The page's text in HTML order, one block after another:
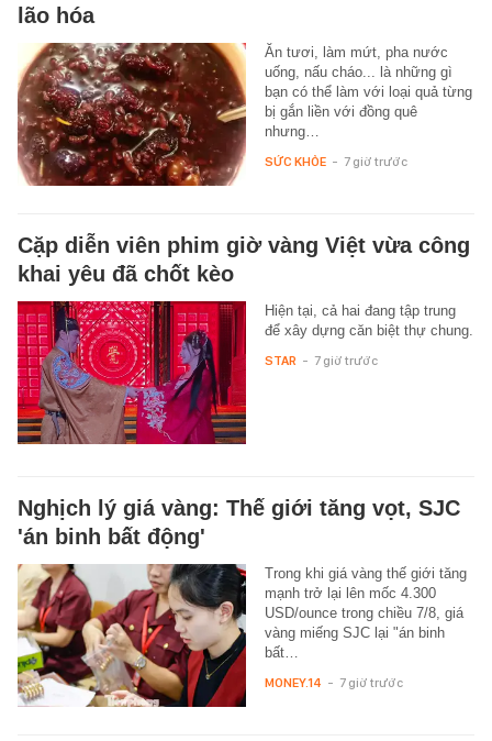
lão hóa
Ăn tươi, làm mứt, pha nước
uống, nấu cháo... là những gì
bạn có thể làm với loại quả từng
bị gắn liền với đồng quê
nhưng…
SỨC KHỎE - 7 giờ trước
Cặp diễn viên phim giờ vàng Việt vừa công
khai yêu đã chốt kèo
Hiện tại, cả hai đang tập trung
để xây dựng căn biệt thự chung.
STAR - 7 giờ trước
Nghịch lý giá vàng: Thế giới tăng vọt, SJC
'án binh bất động'
Trong khi giá vàng thế giới tăng
mạnh trở lại lên mốc 4.300
USD/ounce trong chiều 7/8, giá
vàng miếng SJC lại "án binh
bất…
MONEY.14 - 7 giờ trước